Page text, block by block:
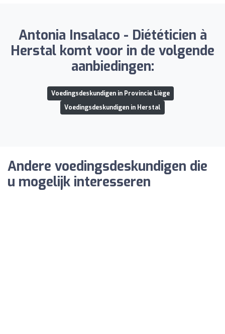
Antonia Insalaco - Diététicien à
Herstal komt voor in de volgende
aanbiedingen:
Voedingsdeskundigen in Provincie Liège
Voedingsdeskundigen in Herstal
Andere voedingsdeskundigen die
u mogelijk interesseren